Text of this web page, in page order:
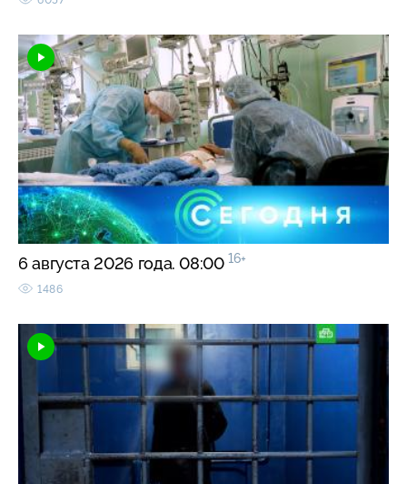
6 августа 2026 года. 08:00 16+
1486